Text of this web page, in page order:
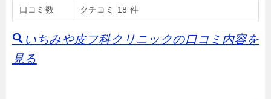
口コミ数 クチコミ 18 件
いちみや皮フ科クリニックの口コミ内容を
見る